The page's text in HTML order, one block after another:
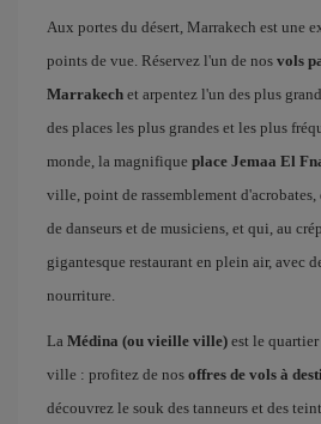
Aux portes du désert, Marrakech est une
points de vue. Réservez l'un de nos vols
Marrakech et arpentez l'un des plus
des places les plus grandes et les plus
monde, la magnifique place Jemaa El
ville, point de rassemblement d'acrobates,
de danseurs et de musiciens, et qui, au
gigantesque restaurant en plein air, avec
nourriture.
La Médina (ou vieille ville) est le
ville : profitez de nos offres de vols à
découvrez le souk des tanneurs et des